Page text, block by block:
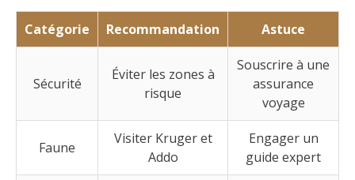
Catégorie Recommandation Astuce
Sécurité
Éviter les zones à
risque
Souscrire à une
assurance
voyage
Faune
Visiter Kruger et
Addo
Engager un
guide expert